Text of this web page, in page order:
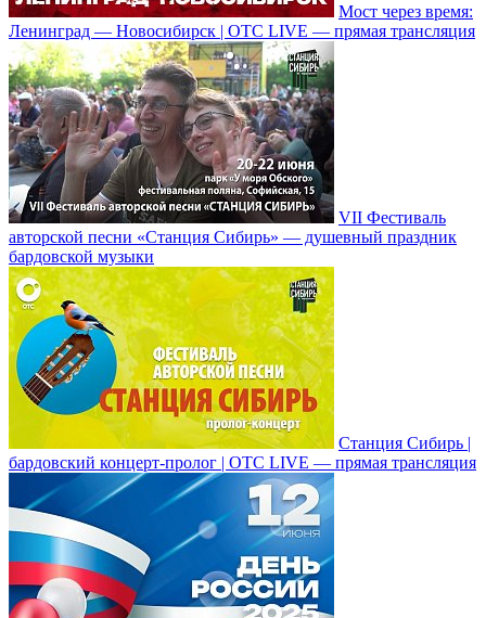
Мост через время:
Ленинград — Новосибирск | ОТС LIVE — прямая трансляция
VII Фестиваль
авторской песни «Станция Сибирь» — душевный праздник
бардовской музыки
Станция Сибирь |
бардовский концерт-пролог | ОТС LIVE — прямая трансляция